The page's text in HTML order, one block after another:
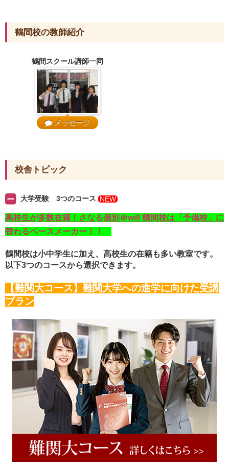
鶴間校の教師紹介
鶴間スクール講師一同
メッセージ
校舎トピック
大学受験 3つのコース NEW
高校生が多数在籍！さなる個別＠will 鶴間校は「予備校」に
替わるペースメーカー！！
鶴間校は小中学生に加え、高校生の在籍も多い教室です。
以下3つのコースから選択できます。
【難関大コース】難関大学への進学に向けた受講
プラン